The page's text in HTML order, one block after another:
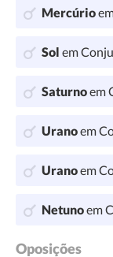
Mercúrio
Sol em
Saturnoem
Uranoem
Uranoem
Netunoem
Oposições